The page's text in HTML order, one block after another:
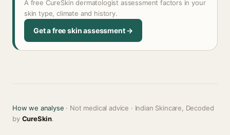
A free CureSkin dermatologist assessment factors in your
skin type, climate and history.
Get a free skin assessment →
How we analyse · Not medical advice · Indian Skincare, Decoded
by CureSkin.